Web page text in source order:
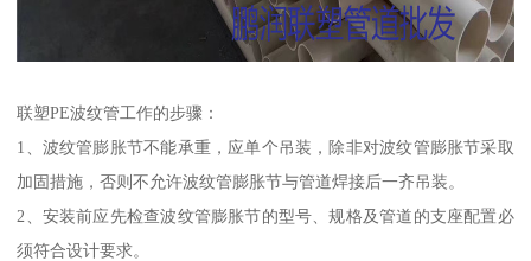
联塑PE波纹管工作的步骤：
1、波纹管膨胀节不能承重，应单个吊装，除非对波纹管膨胀节采取
加固措施，否则不允许波纹管膨胀节与管道焊接后一齐吊装。
2、安装前应先检查波纹管膨胀节的型号、规格及管道的支座配置必
须符合设计要求。